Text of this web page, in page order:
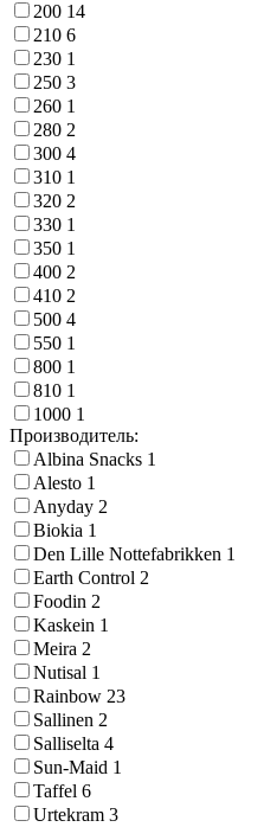
200 14
210 6
230 1
250 3
260 1
280 2
300 4
310 1
320 2
330 1
350 1
400 2
410 2
500 4
550 1
800 1
810 1
1000 1
Производитель:
Albina Snacks 1
Alesto 1
Anyday 2
Biokia 1
Den Lille Nottefabrikken 1
Earth Control 2
Foodin 2
Kaskein 1
Meira 2
Nutisal 1
Rainbow 23
Sallinen 2
Salliselta 4
Sun-Maid 1
Taffel 6
Urtekram 3